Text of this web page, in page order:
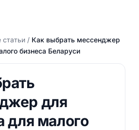
статьи/ Как выбрать мессенджер
бизнеса Беларуси
для
для малого